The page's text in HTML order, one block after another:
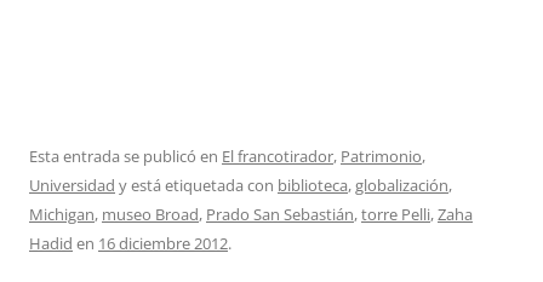
Esta entrada se publicó en El francotirador, Patrimonio,
Universidad y está etiquetada con biblioteca,globalización,
Michigan, museo Broad, Prado San Sebastián,torre Pelli,Zaha
Hadid en 16 diciembre 2012.